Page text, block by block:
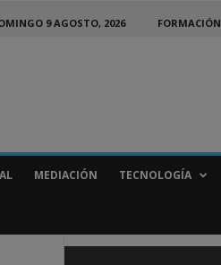
9 AGOSTO, 2026 FORMACIÓN
MEDIACIÓN TECNOLOGÍA